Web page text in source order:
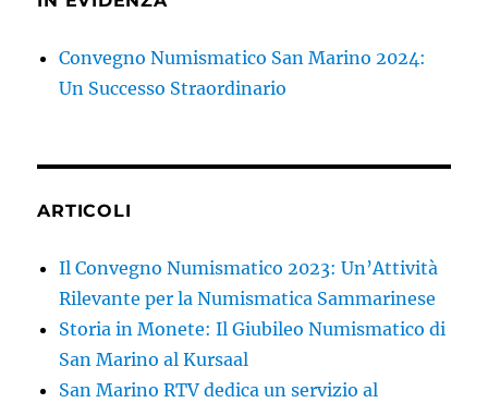
Convegno Numismatico San Marino 2024:
Un Successo Straordinario
ARTICOLI
Il Convegno Numismatico 2023: Un’Attività
Rilevante per la Numismatica Sammarinese
Storia in Monete: Il Giubileo Numismatico di
San Marino al Kursaal
San Marino RTV dedica un servizio al